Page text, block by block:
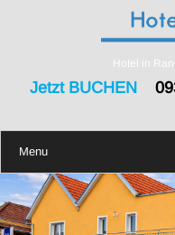
Hotel in
Jetzt BUCHEN
Menu